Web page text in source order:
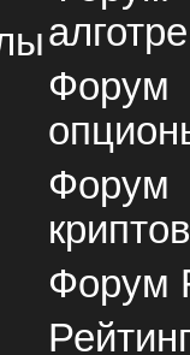
Форум
Форум
Форум